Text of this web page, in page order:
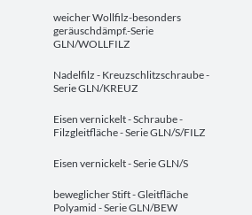
weicher Wollfilz-besonders
geräuschdämpf.-Serie
GLN/WOLLFILZ
Nadelfilz - Kreuzschlitzschraube -
Serie GLN/KREUZ
Eisen vernickelt - Schraube -
Filzgleitfläche - Serie GLN/S/FILZ
Eisen vernickelt - Serie GLN/S
beweglicher Stift - Gleitfläche
Polyamid - Serie GLN/BEW